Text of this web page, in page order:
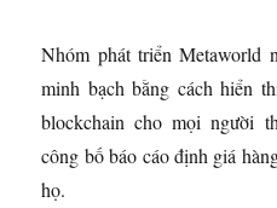
Nhóm phát triển Metaworld
minh bạch bằng cách hiển
blockchain cho mọi người
công bố báo cáo định giá
họ.